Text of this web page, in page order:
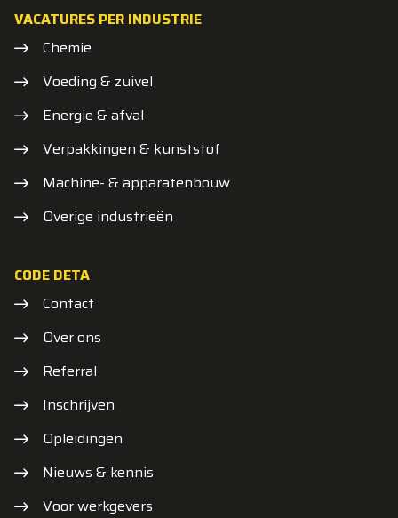
VACATURES PER INDUSTRIE
Chemie
Voeding & zuivel
Energie & afval
Verpakkingen & kunststof
Machine- & apparatenbouw
Overige industrieën
CODE DETA
Contact
Over ons
Referral
Inschrijven
Opleidingen
Nieuws & kennis
Voor werkgevers